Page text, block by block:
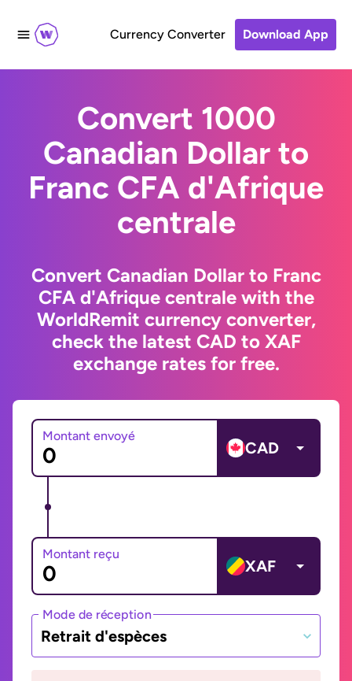
Currency Converter Download App
Convert 1000
Canadian Dollar to
Franc CFA d'Afrique
centrale
Convert Canadian Dollar to Franc
CFA d'Afrique centrale with the
WorldRemit currency converter,
check the latest CAD to XAF
exchange rates for free.
Montant envoyé
CAD
Montant reçu
XAF
Mode de réception
Retrait d'espèces